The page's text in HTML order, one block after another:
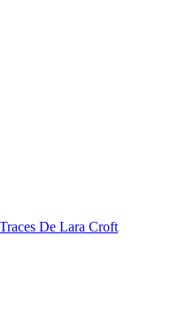
De Lara Croft